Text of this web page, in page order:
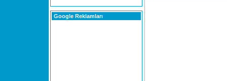
Google Reklamları